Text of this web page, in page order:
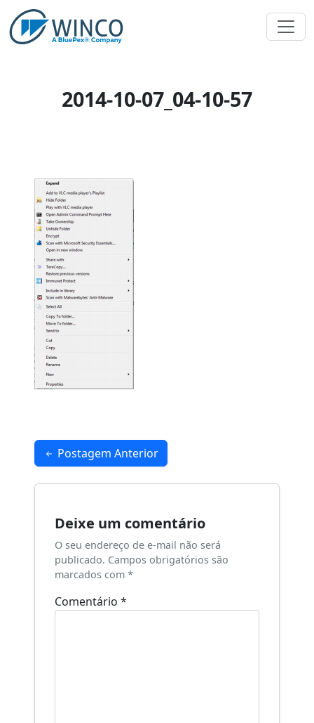
Pular
para
2014-10-07_04-10-57
Navegação
de
Post
Postagem Anterior
Deixe um comentário
O seu endereço de e-mail não será
publicado. Campos obrigatórios são
marcados com*
Comentário*